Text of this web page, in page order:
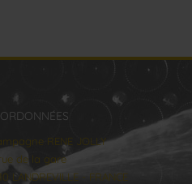
RENE JOLLY
de la gare
LANDREVILLE - FRANCE